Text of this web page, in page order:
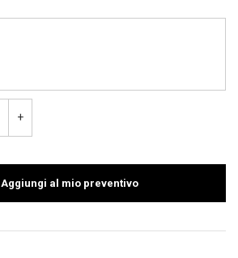
+
Aggiungi al mio preventivo